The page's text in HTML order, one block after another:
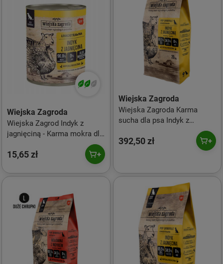
Wiejska Zagroda
Wiejska Zagrod Indyk z
jagnięciną - Karma mokra dla
15,65 zł
Wiejska Zagroda
Wiejska Zagroda Karma
sucha dla psa Indyk z
jagnięciną (dorosły) chrupki
M 20kg
392,50 zł